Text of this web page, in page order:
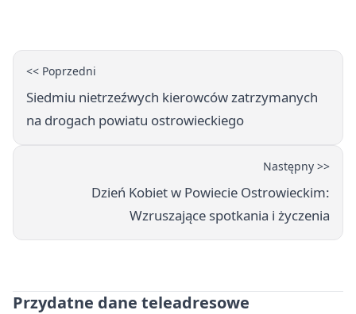
<< Poprzedni
Siedmiu nietrzeźwych kierowców zatrzymanych
na drogach powiatu ostrowieckiego
Następny >>
Dzień Kobiet w Powiecie Ostrowieckim:
Wzruszające spotkania i życzenia
Przydatne dane teleadresowe